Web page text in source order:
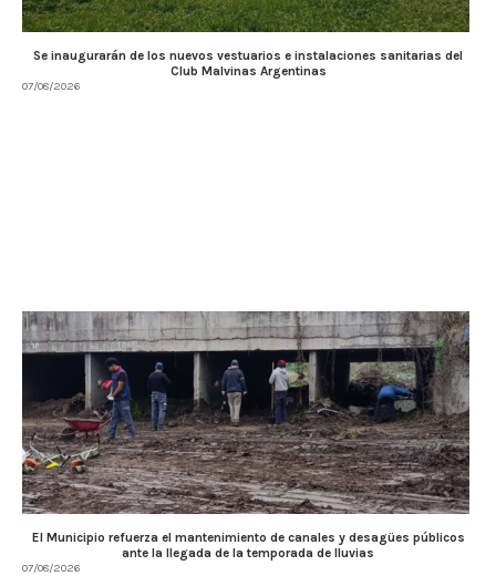
Se inaugurarán de los nuevos vestuarios e instalaciones sanitarias del
Club Malvinas Argentinas
07/08/2026
El Municipio refuerza el mantenimiento de canales y desagües públicos
ante la llegada de la temporada de lluvias
07/08/2026